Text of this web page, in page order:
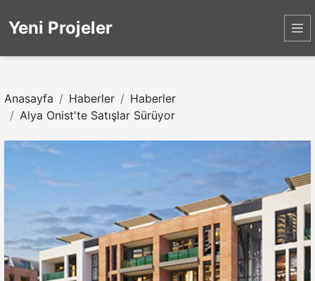
Yeni Projeler
Anasayfa Haberler
Haberler
Alya Onist'te Satışlar Sürüyor